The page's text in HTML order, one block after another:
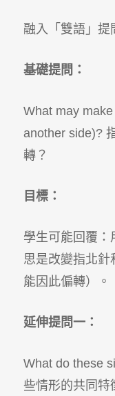
融入「雙語」提
基礎提問：
What may
another side)?
轉？
目標：
學生可能回覆：
思是改變指北針
能因此偏轉）。
延伸提問一：
What do these
些情形的共同特